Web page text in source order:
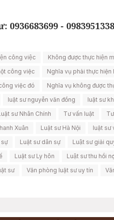
- 0983951338
công việc Không được thực hiện
công việc
Nghĩa vụ phải thực
việc đó
Nghĩa vụ không được
luật sư nguyễn văn đồng luật sư
sư Nhân Chính Tư vấn luật
Xuân Luật sư Hà Nội luật sư
sự Luật sư dân sự Luật sư giải
Luật sư Ly hôn Luật sư thu hồi
sư Văn phòng luật sư uy tín